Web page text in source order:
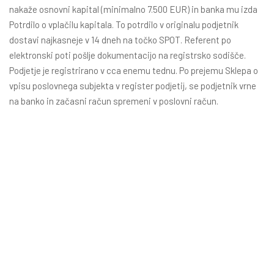
nakaže osnovni kapital (minimalno 7.500 EUR) in banka mu izda
Potrdilo o vplačilu kapitala. To potrdilo v originalu podjetnik
dostavi najkasneje v 14 dneh na točko SPOT. Referent po
elektronski poti pošlje dokumentacijo na registrsko sodišče.
Podjetje je registrirano v cca enemu tednu. Po prejemu Sklepa o
vpisu poslovnega subjekta v register podjetij, se podjetnik vrne
na banko in začasni račun spremeni v poslovni račun.